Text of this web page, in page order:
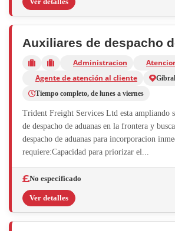
Auxiliares de despacho
Administracion
Agente de atención al cliente
Tiempo completo, de lunes a viernes
Trident Freight Services Ltd esta ampliando
de despacho de aduanas en la frontera y
despacho de aduanas para incorporacion
requiere:Capacidad para priorizar el...
No especificado
Ver detalles